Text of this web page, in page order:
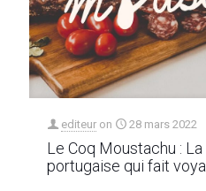
editeur on 28 mars 2022
Le Coq Moustachu :
portugaise qui fait